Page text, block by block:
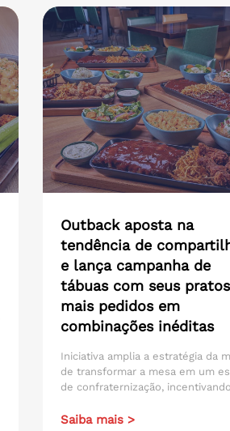
Outback aposta na
tendência de
e lança campanha de
tábuas com seus pratos
mais pedidos em
combinações inéditas
Iniciativa amplia a estratégia da
de transformar a mesa em um
de confraternização,
Saiba mais >